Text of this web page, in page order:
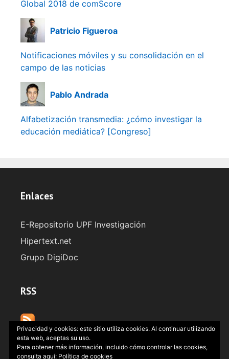
Global 2018 de comScore
Patricio Figueroa
Notificaciones móviles y su consolidación en el
campo de las noticias
Pablo Andrada
Alfabetización transmedia: ¿cómo investigar la
educación mediática? [Congreso]
Enlaces
E-Repositorio UPF Investigación
Hipertext.net
Grupo DigiDoc
RSS
Privacidad y cookies: este sitio utiliza cookies. Al continuar utilizando
esta web, aceptas su uso.
Para obtener más información, incluido cómo controlar las cookies,
consulta aquí: Política de cookies